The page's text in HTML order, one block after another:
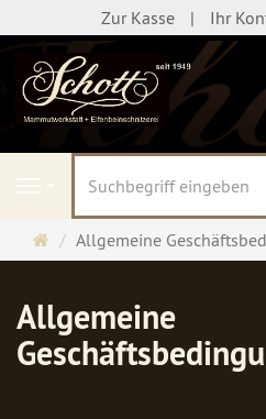
Zur Kasse Ihr
Navigation
Startseite
Allgemeine
Allgemeine